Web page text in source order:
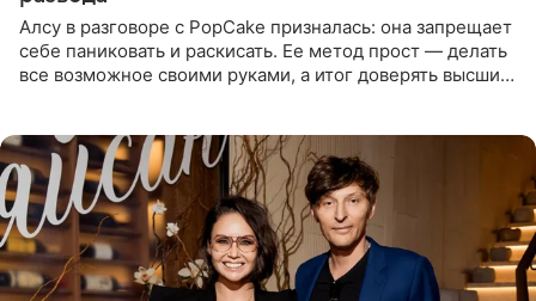
Алсу в разговоре с PopCake призналась: она запрещает
себе паниковать и раскисать. Ее метод прост — делать
все возможное своими руками, а итог доверять высшим